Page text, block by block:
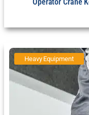
Heavy Equipment